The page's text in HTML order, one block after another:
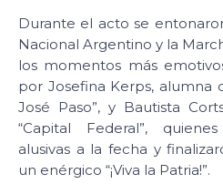
Durante el acto se
Nacional Argentino y la
los momentos más
por Josefina Kerps, alumna
José Paso”, y Bautista
“Capital Federal”,
alusivas a la fecha y
un enérgico “¡Viva la Patria!”.